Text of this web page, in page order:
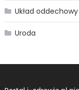
Układ oddechowy
Uroda